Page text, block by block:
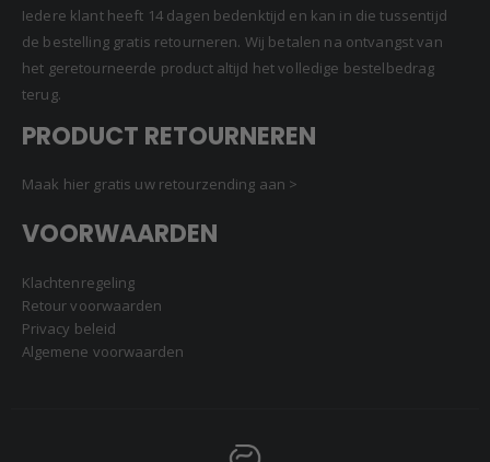
Iedere klant heeft 14 dagen bedenktijd en kan in die tussentijd
de bestelling gratis retourneren. Wij betalen na ontvangst van
het geretourneerde product altijd het volledige bestelbedrag
terug.
PRODUCT RETOURNEREN
Maak hier gratis uw retourzending aan >
VOORWAARDEN
Klachtenregeling
Retour voorwaarden
Privacy beleid
Algemene voorwaarden